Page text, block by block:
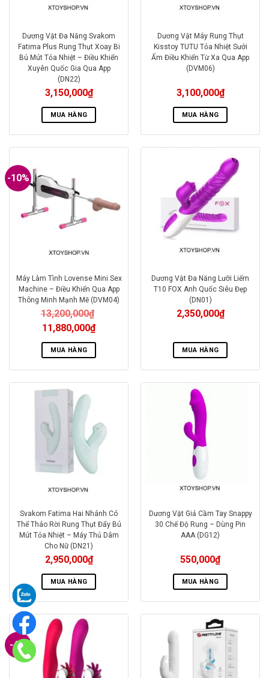
Dương Vật Đa Năng Svakom
Fatima Plus Rung Thụt Xoay Bi
Bú Mút Tỏa Nhiệt – Điều Khiển
Xuyên Quốc Gia Qua App
(DN22)
3,150,000₫
MUA HÀNG
Dương Vật Máy Rung Thụt
Kisstoy TUTU Tỏa Nhiệt Sưởi
Ấm Điều Khiển Từ Xa Qua App
(DVM06)
3,100,000₫
MUA HÀNG
-10%
Máy Làm Tình Lovense Mini Sex
Machine – Điều Khiển Qua App
Thông Minh Mạnh Mẽ (DVM04)
13,200,000₫
11,880,000₫
MUA HÀNG
Dương Vật Đa Năng Lưỡi Liếm
T10 FOX Anh Quốc Siêu Đẹp
(DN01)
2,350,000₫
MUA HÀNG
Svakom Fatima Hai Nhánh Có
Thể Tháo Rời Rung Thụt Đẩy Bú
Mút Tỏa Nhiệt – Máy Thủ Dâm
Cho Nữ (DN21)
2,950,000₫
MUA HÀNG
Dương Vật Giả Cầm Tay Snappy
30 Chế Độ Rung – Dùng Pin
AAA (DG12)
550,000₫
MUA HÀNG
-4%